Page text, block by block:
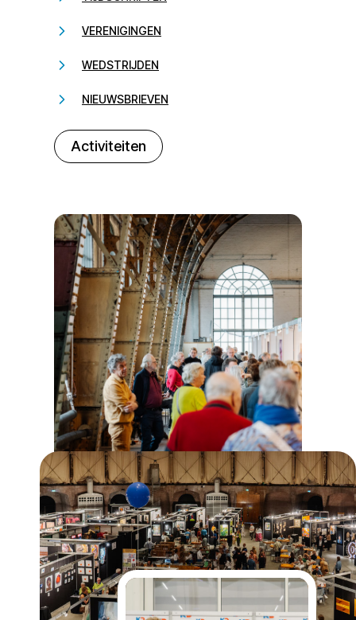
VERENIGINGEN
WEDSTRIJDEN
NIEUWSBRIEVEN
Activiteiten
232323